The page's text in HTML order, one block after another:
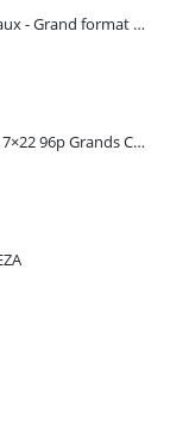
Cahier 192 pages grands carreaux - Grand format - Brochure dos toilé - 24x32 cm - Papier blanc 90 g - Couverture carte pelliculée couleur aléatoire - Clairefontaine
Cahier Polypro multicouleurs 17×22 96p Grands Carreaux Séyès 90g - CALLIGRAPHE